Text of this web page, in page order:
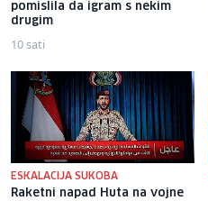
pomislila da igram s nekim
drugim
10 sati
ESKALACIJA SUKOBA
Raketni napad Huta na vojne